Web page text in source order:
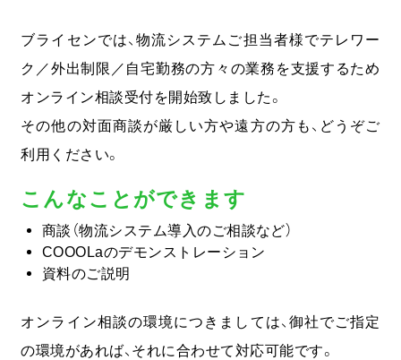
課題から探す
COOOLa WES
予測・最適化ソリューション
コラム
コンサルティング
ブライセンでは、物流システムご担当者様でテレワー
ク／外出制限／自宅勤務の方々の業務を支援するため
オンライン相談受付を開始致しました。
その他の対面商談が厳しい方や遠方の方も、どうぞご
利用ください。
こんなことができます
商談（物流システム導入のご相談など）
COOOLaのデモンストレーション
資料のご説明
オンライン相談の環境につきましては、御社でご指定
の環境があれば、それに合わせて対応可能です。